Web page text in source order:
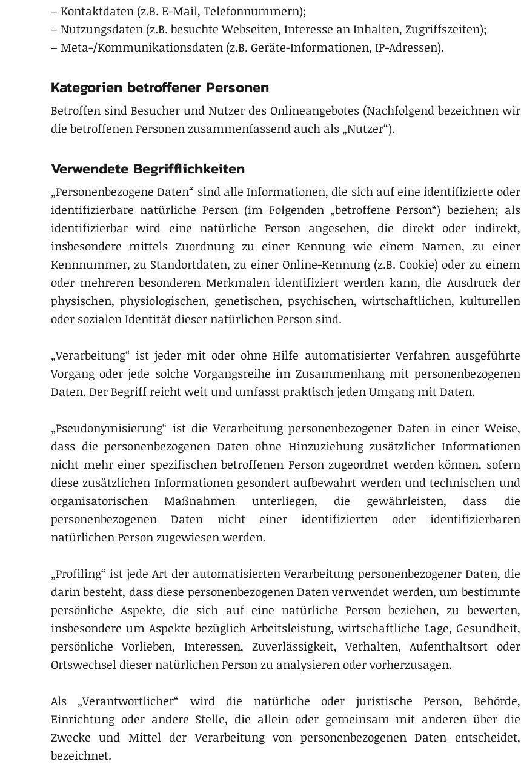
– Kontaktdaten (z.B. E-Mail, Telefonnummern);
– Nutzungsdaten (z.B. besuchte Webseiten, Interesse an Inhalten, Zugriffszeiten);
– Meta-/Kommunikationsdaten (z.B. Geräte-Informationen, IP-Adressen).
Kategorien betroffener Personen
Betroffen sind Besucher und Nutzer des Onlineangebotes (Nachfolgend bezeichnen wir
die betroffenen Personen zusammenfassend auch als „Nutzer“).
Verwendete Begrifflichkeiten
„Personenbezogene Daten“ sind alle Informationen, die sich auf eine identifizierte oder
identifizierbare natürliche Person (im Folgenden „betroffene Person“) beziehen; als
identifizierbar wird eine natürliche Person angesehen, die direkt oder indirekt,
insbesondere mittels Zuordnung zu einer Kennung wie einem Namen, zu einer
Kennnummer, zu Standortdaten, zu einer Online-Kennung (z.B. Cookie) oder zu einem
oder mehreren besonderen Merkmalen identifiziert werden kann, die Ausdruck der
physischen, physiologischen, genetischen, psychischen, wirtschaftlichen, kulturellen
oder sozialen Identität dieser natürlichen Person sind.
„Verarbeitung“ ist jeder mit oder ohne Hilfe automatisierter Verfahren ausgeführte
Vorgang oder jede solche Vorgangsreihe im Zusammenhang mit personenbezogenen
Daten. Der Begriff reicht weit und umfasst praktisch jeden Umgang mit Daten.
„Pseudonymisierung“ ist die Verarbeitung personenbezogener Daten in einer Weise,
dass die personenbezogenen Daten ohne Hinzuziehung zusätzlicher Informationen
nicht mehr einer spezifischen betroffenen Person zugeordnet werden können, sofern
diese zusätzlichen Informationen gesondert aufbewahrt werden und technischen und
organisatorischen Maßnahmen unterliegen, die gewährleisten, dass die
personenbezogenen Daten nicht einer identifizierten oder identifizierbaren
natürlichen Person zugewiesen werden.
„Profiling“ ist jede Art der automatisierten Verarbeitung personenbezogener Daten, die
darin besteht, dass diese personenbezogenen Daten verwendet werden, um bestimmte
persönliche Aspekte, die sich auf eine natürliche Person beziehen, zu bewerten,
insbesondere um Aspekte bezüglich Arbeitsleistung, wirtschaftliche Lage, Gesundheit,
persönliche Vorlieben, Interessen, Zuverlässigkeit, Verhalten, Aufenthaltsort oder
Ortswechsel dieser natürlichen Person zu analysieren oder vorherzusagen.
Als „Verantwortlicher“ wird die natürliche oder juristische Person, Behörde,
Einrichtung oder andere Stelle, die allein oder gemeinsam mit anderen über die
Zwecke und Mittel der Verarbeitung von personenbezogenen Daten entscheidet,
bezeichnet.